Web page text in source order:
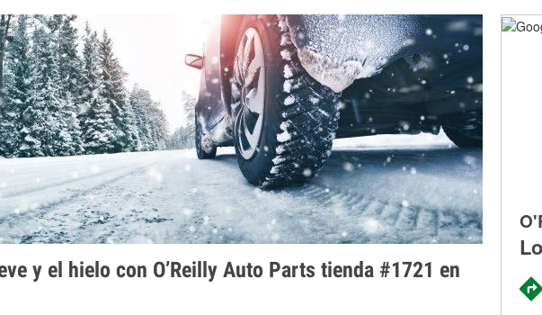
y el hielo con O’Reilly Auto Parts tienda #1721 en